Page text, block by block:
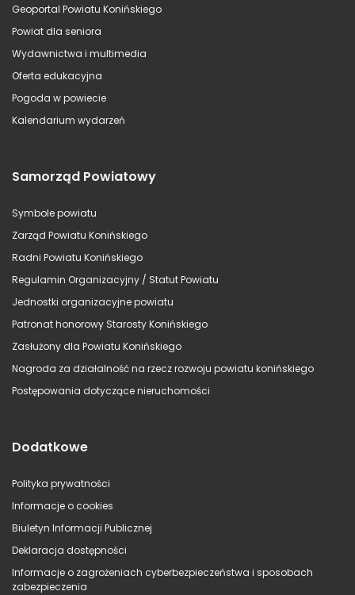
Geoportal Powiatu Konińskiego
Powiat dla seniora
Wydawnictwa i multimedia
Oferta edukacyjna
Pogoda w powiecie
Kalendarium wydarzeń
Samorząd Powiatowy
Symbole powiatu
Zarząd Powiatu Konińskiego
Radni Powiatu Konińskiego
Regulamin Organizacyjny / Statut Powiatu
Jednostki organizacyjne powiatu
Patronat honorowy Starosty Konińskiego
Zasłużony dla Powiatu Konińskiego
Nagroda za działalność na rzecz rozwoju powiatu konińskiego
Postępowania dotyczące nieruchomości
Dodatkowe
Polityka prywatności
Informacje o cookies
Biuletyn Informacji Publicznej
Deklaracja dostępności
Informacje o zagrożeniach cyberbezpieczeństwa i sposobach
zabezpieczenia